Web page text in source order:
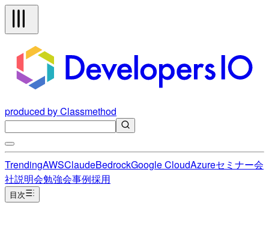
produced by Classmethod
TrendingAWSClaudeBedrockGoogle CloudAzureセミナー会
社説明会勉強会事例採用
目次